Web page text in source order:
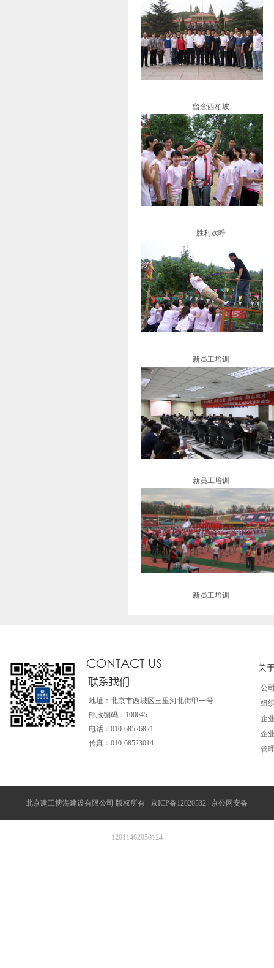
留念西柏坡
胜利欢呼
新员工培训
新员工培训
新员工培训
地址：北京市西城区三里河北街甲一号
邮政编码：100045
电话：010-68526821
传真：010-68523014
关
公
组
企
企
管
北京建工博海建设有限公司 版权所有 京ICP备12020532 | 京公网安备
12011402050124